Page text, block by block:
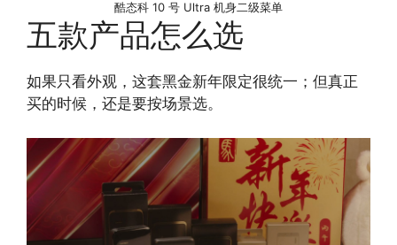
酷态科 10 号 Ultra 机身二级菜单
五款产品怎么选
如果只看外观，这套黑金新年限定很统一；但真正
买的时候，还是要按场景选。